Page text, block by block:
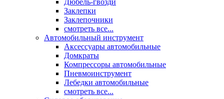
Дюбель-гвозди
Заклепки
Заклепочники
смотреть все...
Автомобильный инструмент
Аксессуары автомобильные
Домкраты
Компрессоры автомобильные
Пневмоинструмент
Лебедки автомобильные
смотреть все...